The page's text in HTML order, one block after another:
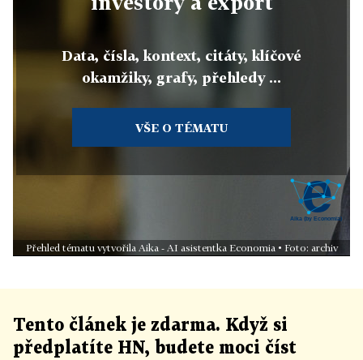
Data, čísla, kontext, citáty, klíčové
okamžiky, grafy, přehledy ...
VŠE O TÉMATU
Přehled tématu vytvořila Aika - AI asistentka Economia • Foto: archiv
Tento článek je zdarma. Když si
předplatíte HN, budete moci číst